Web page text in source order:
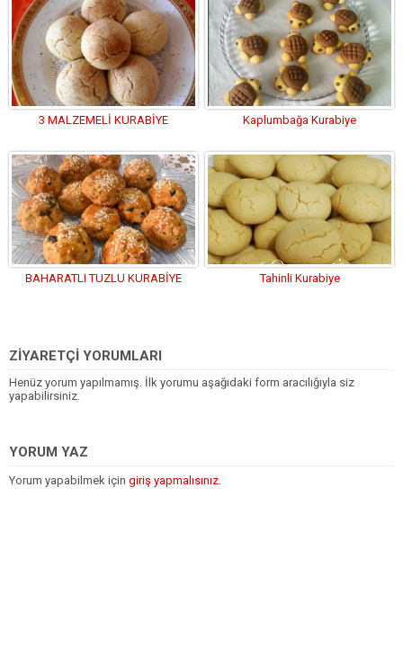
3 MALZEMELİ KURABİYE Kaplumbağa Kurabiye
BAHARATLI TUZLU KURABİYE Tahinli Kurabiye
ZİYARETÇİ YORUMLARI
Henüz yorum yapılmamış. İlk yorumu aşağıdaki form aracılığıyla siz
yapabilirsiniz.
YORUM YAZ
Yorum yapabilmek için giriş yapmalısınız